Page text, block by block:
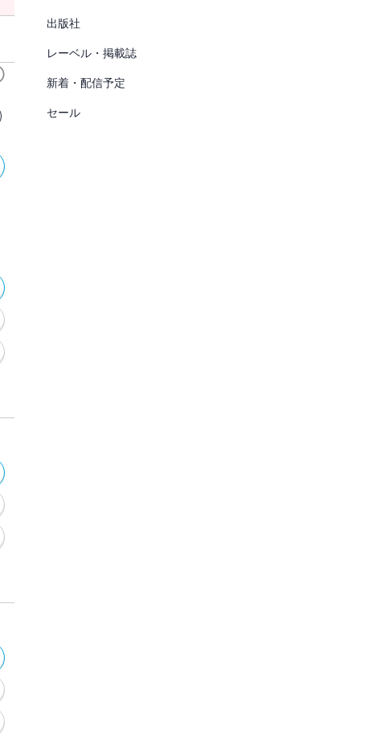
出版社
レーベル・掲載誌
新着・配信予定
セール